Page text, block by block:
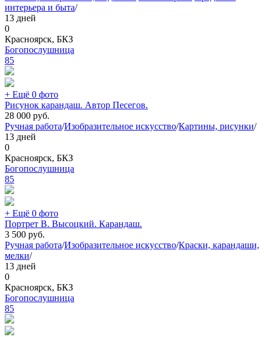
интерьера и быта/
13 дней
0
Красноярск, БКЗ
Богопослушница
85
+ Ещё 0 фото
Рисунок карандаш. Автор Песегов.
28 000 руб.
Ручная работа/Изобразительное искусство/Картины, рисунки/
13 дней
0
Красноярск, БКЗ
Богопослушница
85
+ Ещё 0 фото
Портрет В. Высоцкий. Карандаш.
3 500 руб.
Ручная работа/Изобразительное искусство/Краски, карандаши,
мелки/
13 дней
0
Красноярск, БКЗ
Богопослушница
85